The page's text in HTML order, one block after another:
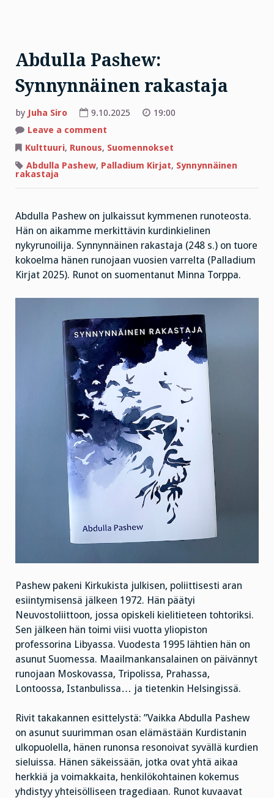
Abdulla Pashew:
Synnynnäinen rakastaja
by Juha Siro 9.10.2025
19:00
Leave a comment
Pashew:
rakastaja
Kulttuuri, Runous, Suomennokset
Abdulla Pashew, Palladium Kirjat, Synnynnäinen
rakastaja
Abdulla Pashew on julkaissut kymmenen runoteosta.
Hän on aikamme merkittävin kurdinkielinen
nykyrunoilija. Synnynnäinen rakastaja (248 s.) on tuore
kokoelma hänen runojaan vuosien varrelta (Palladium
Kirjat 2025). Runot on suomentanut Minna Torppa.
Pashew pakeni Kirkukista julkisen, poliittisesti aran
esiintymisensä jälkeen 1972. Hän päätyi
Neuvostoliittoon, jossa opiskeli kielitieteen tohtoriksi.
Sen jälkeen hän toimi viisi vuotta yliopiston
professorina Libyassa. Vuodesta 1995 lähtien hän on
asunut Suomessa. Maailmankansalainen on päivännyt
runojaan Moskovassa, Tripolissa, Prahassa,
Lontoossa, Istanbulissa… ja tietenkin Helsingissä.
Rivit takakannen esittelystä: ”Vaikka Abdulla Pashew
on asunut suurimman osan elämästään Kurdistanin
ulkopuolella, hänen runonsa resonoivat syvällä kurdien
sieluissa. Hänen säkeissään, jotka ovat yhtä aikaa
herkkiä ja voimakkaita, henkilökohtainen kokemus
yhdistyy yhteisölliseen tragediaan. Runot kuvaavat